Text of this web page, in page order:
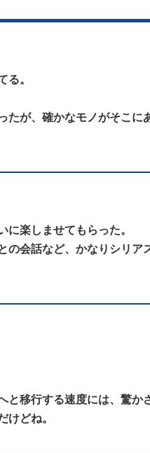
る。
が、確かなモノがそこに
楽しませてもらった。
の会話など、かなりシリア
移行する速度には、驚か
けどね。